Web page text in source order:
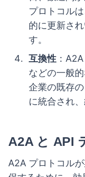
プロトコル
的に更新さ
す。
互換性：
などの一般
企業の既存
に統合され
A2A と API
A2A プロトコル